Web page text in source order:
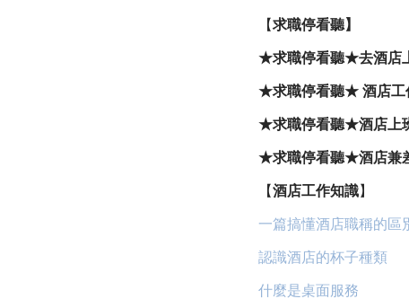
【求職停看聽】
★求職停看聽★去酒店
★求職停看聽★ 酒店工
★求職停看聽★酒店上
★求職停看聽★酒店兼
【酒店工作知識】
一篇搞懂酒店職稱的區
認識酒店的杯子種類
什麼是桌面服務